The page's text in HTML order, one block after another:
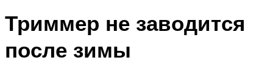
Триммер не заводится
после зимы